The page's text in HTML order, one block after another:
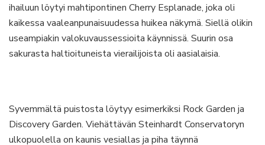
ihailuun löytyi mahtipontinen Cherry Esplanade, joka oli
kaikessa vaaleanpunaisuudessa huikea näkymä. Siellä olikin
useampiakin valokuvaussessioita käynnissä. Suurin osa
sakurasta haltioituneista vierailijoista oli aasialaisia.
Syvemmältä puistosta löytyy esimerkiksi Rock Garden ja
Discovery Garden. Viehättävän Steinhardt Conservatoryn
ulkopuolella on kaunis vesiallas ja piha täynnä